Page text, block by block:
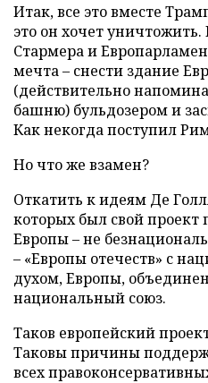
Итак, все это вместе
это он хочет
Стармера и
мечта – снести здание
(действительно
башню) бульдозером и
Как некогда поступил
Но что же взамен?
Откатить к идеям Де
которых был свой проект
Европы – не
– «Европы отечеств» с
духом, Европы,
национальный союз.
Таков европейский
Таковы причины
всех